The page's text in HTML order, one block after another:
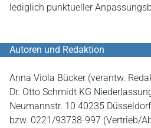
lediglich punktueller
Autoren und Redaktion
Anna Viola Bücker (verantw.
Dr. Otto Schmidt KG
Neumannstr. 10 40235
bzw. 0221/93738-997 (Vertrieb/